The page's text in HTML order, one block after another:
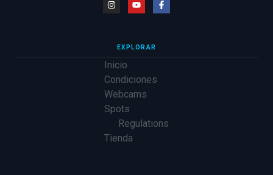
EXPLORAR
Inicio
Condiciones
Webcams
Spots
Regulations
Tienda